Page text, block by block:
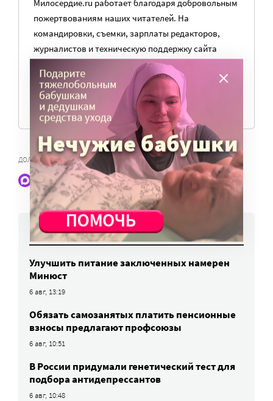
Милосердие.ru работает благодаря добровольным
пожертвованиям наших читателей. На
командировки, съемки, зарплаты редакторов,
журналистов и техническую поддержку сайта
ПОМОЧЬ ПОРТАЛУ
ДОЛГОВРЕМЕННЫЙ УХОД ПОСОБИЕ ЛОУ
Наши статьи и новости в Max. Подпишитесь
НОВОСТИ
Улучшить питание заключенных намерен
Минюст
6 авг, 13:19
Обязать самозанятых платить пенсионные
взносы предлагают профсоюзы
6 авг, 10:51
В России придумали генетический тест для
подбора антидепрессантов
6 авг, 10:48